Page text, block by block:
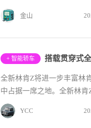
金山
+ 智能轿车
全新林肯Z将进一步丰富林
中占据一席之地。全新林
YCC